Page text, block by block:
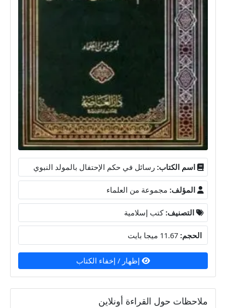
اسم الكتاب: رسائل في حكم الإحتفال بالمولد النبوي
المؤلف: مجموعة من العلماء
التصنيف: كتب إسلامية
الحجم:
إظهار / إخفاء الكتاب
ملاحظات حول القراءة أونلاين